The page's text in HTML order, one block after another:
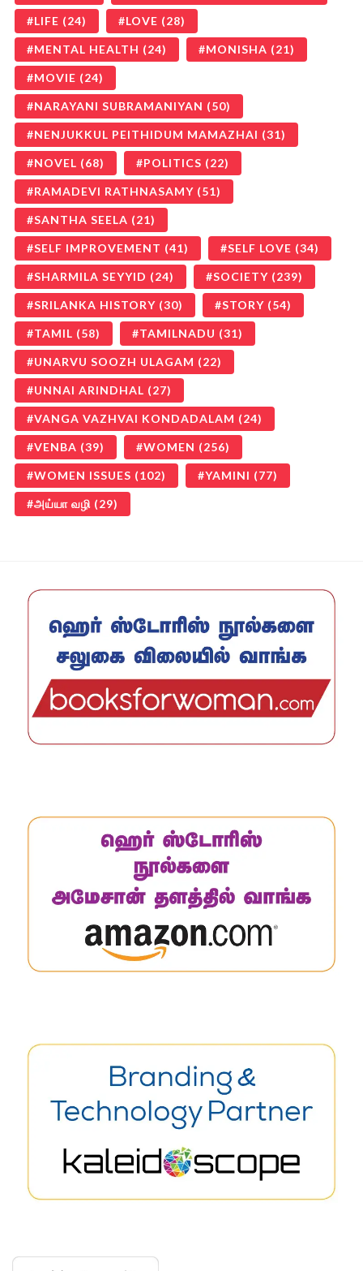
LIFE (24) LOVE (28)
MENTAL HEALTH (24) MONISHA (21)
MOVIE (24)
NARAYANI SUBRAMANIYAN (50)
NENJUKKUL PEITHIDUM MAMAZHAI (31)
NOVEL (68) POLITICS (22)
RAMADEVI RATHNASAMY (51)
SANTHA SEELA (21)
SELF IMPROVEMENT (41) SELF LOVE (34)
SHARMILA SEYYID (24) SOCIETY (239)
SRILANKA HISTORY (30) STORY (54)
TAMIL (58) TAMILNADU (31)
UNARVU SOOZH ULAGAM (22)
UNNAI ARINDHAL (27)
VANGA VAZHVAI KONDADALAM (24)
VENBA (39) WOMEN (256)
WOMEN ISSUES (102) YAMINI (77)
அய்யா வழி (29)